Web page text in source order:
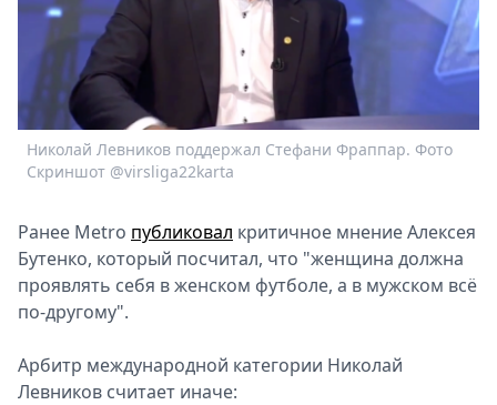
Metro
Спецпроекты
Звезды
Выборы
2026
Скачай
Николай Левников поддержал Стефани Фраппар. Фото
Скриншот @virsliga22karta
Ранее Metro публиковал критичное мнение Алексея
Бутенко, который посчитал, что "женщина должна
проявлять себя в женском футболе, а в мужском всё
по-другому".
Арбитр международной категории Николай
Левников считает иначе: